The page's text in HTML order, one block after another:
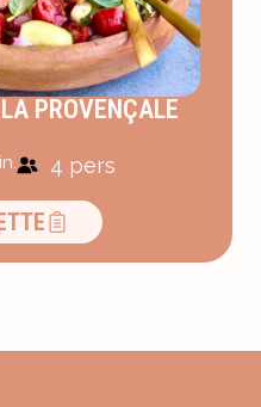
PROVENÇALE
4 pers